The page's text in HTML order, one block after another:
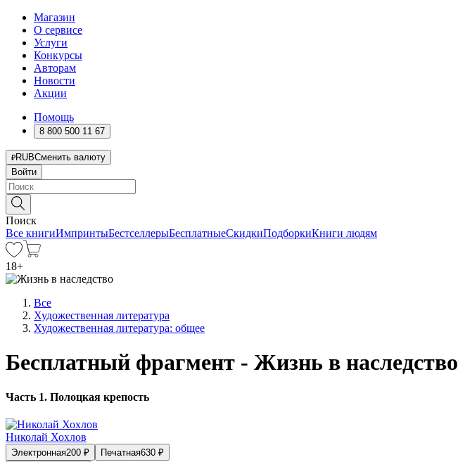
Магазин
О сервисе
Услуги
Конкурсы
Авторам
Новости
Акции
Помощь
8 800 500 11 67
RUBСменить валюту
Войти
Поиск
Все книгиИмпринтыБестселлерыБесплатныеСкидкиПодборкиКниги людям
18+
Все
Художественная литература
Художественная литература: общее
Бесплатный фрагмент - Жизнь в наследство
Часть 1. Полоцкая крепость
Николай Хохлов
Электронная200 ₽ Печатная630 ₽